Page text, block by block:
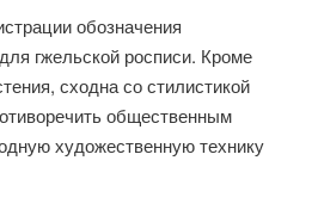
обозначения
гжельской росписи. Кроме
сходна со стилистикой
общественным
художественную технику